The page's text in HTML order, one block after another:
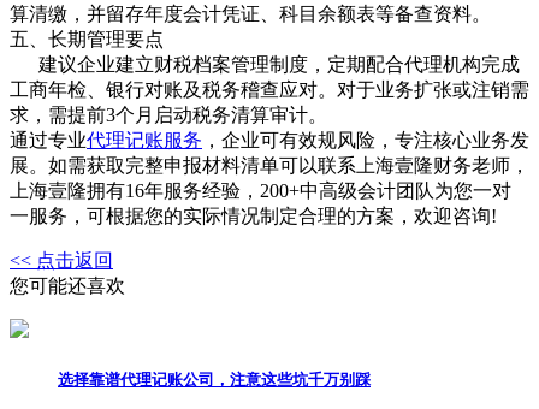
算清缴，并留存年度会计凭证、科目余额表等备查资料。
五、长期管理要点
建议企业建立财税档案管理制度，定期配合代理机构完成
工商年检、银行对账及税务稽查应对。对于业务扩张或注销需
求，需提前3个月启动税务清算审计。
通过专业代理记账服务 ，企业可有效规风险，专注核心业务发
展。如需获取完整申报材料清单可以联系上海壹隆财务老师，
上海壹隆拥有16年服务经验，200+中高级会计团队为您一对
一服务，可根据您的实际情况制定合理的方案，欢迎咨询!
<< 点击返回
您可能还喜欢
选择靠谱代理记账公司，注意这些坑千万别踩